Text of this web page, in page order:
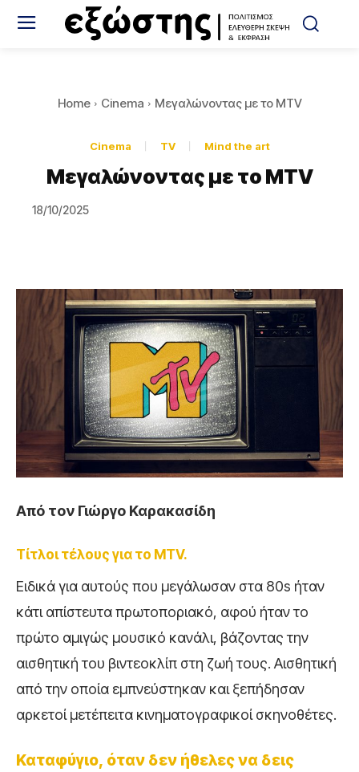
Home Cinema Μεγαλώνοντας με το MTV
Cinema TV Mind the art
Μεγαλώνοντας με το MTV
18/10/2025
Από τον Γιώργο Καρακασίδη
Τίτλοι τέλους για το MTV.
Ειδικά για αυτούς που μεγάλωσαν στα 80s ήταν
κάτι απίστευτα πρωτοποριακό, αφού ήταν το
πρώτο αμιγώς μουσικό κανάλι, βάζοντας την
αισθητική του βιντεοκλίπ στη ζωή τους. Αισθητική
από την οποία εμπνεύστηκαν και ξεπήδησαν
αρκετοί μετέπειτα κινηματογραφικοί σκηνοθέτες.
Καταφύγιο, όταν δεν ήθελες να δεις